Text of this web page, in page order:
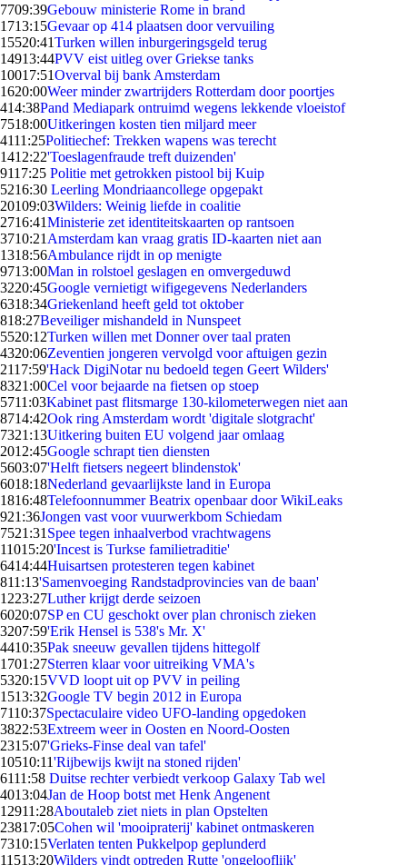
7709:39Gebouw ministerie Rome in brand
1713:15Gevaar op 414 plaatsen door vervuiling
15520:41Turken willen inburgeringsgeld terug
14913:44PVV eist uitleg over Griekse tanks
10017:51Overval bij bank Amsterdam
1620:00Weer minder zwartrijders Rotterdam door poortjes
414:38Pand Mediapark ontruimd wegens lekkende vloeistof
7518:00Uitkeringen kosten tien miljard meer
4111:25Politiechef: Trekken wapens was terecht
1412:22'Toeslagenfraude treft duizenden'
9117:25 Politie met getrokken pistool bij Kuip
5216:30 Leerling Mondriaancollege opgepakt
20109:03Wilders: Weinig liefde in coalitie
2716:41Ministerie zet identiteitskaarten op rantsoen
3710:21 Amsterdam kan vraag gratis ID-kaarten niet aan
1318:56Ambulance rijdt in op menigte
9713:00Man in rolstoel geslagen en omvergeduwd
3220:45Google vernietigt wifigegevens Nederlanders
6318:34Griekenland heeft geld tot oktober
818:27Beveiliger mishandeld in Nunspeet
5520:12Turken willen met Donner over taal praten
4320:06Zeventien jongeren vervolgd voor aftuigen gezin
2117:59'Hack DigiNotar nu bedoeld tegen Geert Wilders'
8321:00Cel voor bejaarde na fietsen op stoep
5711:03Kabinet past flitsmarge 130-kilometerwegen niet aan
8714:42Ook ring Amsterdam wordt 'digitale slotgracht'
7321:13Uitkering buiten EU volgend jaar omlaag
2012:45Google schrapt tien diensten
5603:07'Helft fietsers negeert blindenstok'
6018:18Nederland gevaarlijkste land in Europa
1816:48Telefoonnummer Beatrix openbaar door WikiLeaks
921:36Jongen vast voor vuurwerkbom Schiedam
7521:31 Spee tegen inhaalverbod vrachtwagens
11015:20'Incest is Turkse familietraditie'
6414:44Huisartsen protesteren tegen kabinet
811:13'Samenvoeging Randstadprovincies van de baan'
1223:27Luther krijgt derde seizoen
6020:07SP en CU geschokt over plan chronisch zieken
3207:59'Erik Hensel is 538's Mr. X'
4410:35Pak sneeuw gevallen tijdens hittegolf
1701:27Sterren klaar voor uitreiking VMA's
5320:15VVD loopt uit op PVV in peiling
1513:32Google TV begin 2012 in Europa
7110:37Spectaculaire video UFO-landing opgedoken
3822:53Extreem weer in Oosten en Noord-Oosten
2315:07'Grieks-Finse deal van tafel'
10510:11'Rijbewijs kwijt na stoned rijden'
6111:58 Duitse rechter verbiedt verkoop Galaxy Tab wel
4013:04Jan de Hoop botst met Henk Angenent
12911:28Aboutaleb ziet niets in plan Opstelten
23817:05Cohen wil 'mooipraterij' kabinet ontmaskeren
7310:15Verlaten tenten Pukkelpop geplunderd
11513:20Wilders vindt optreden Rutte 'ongelooflijk'